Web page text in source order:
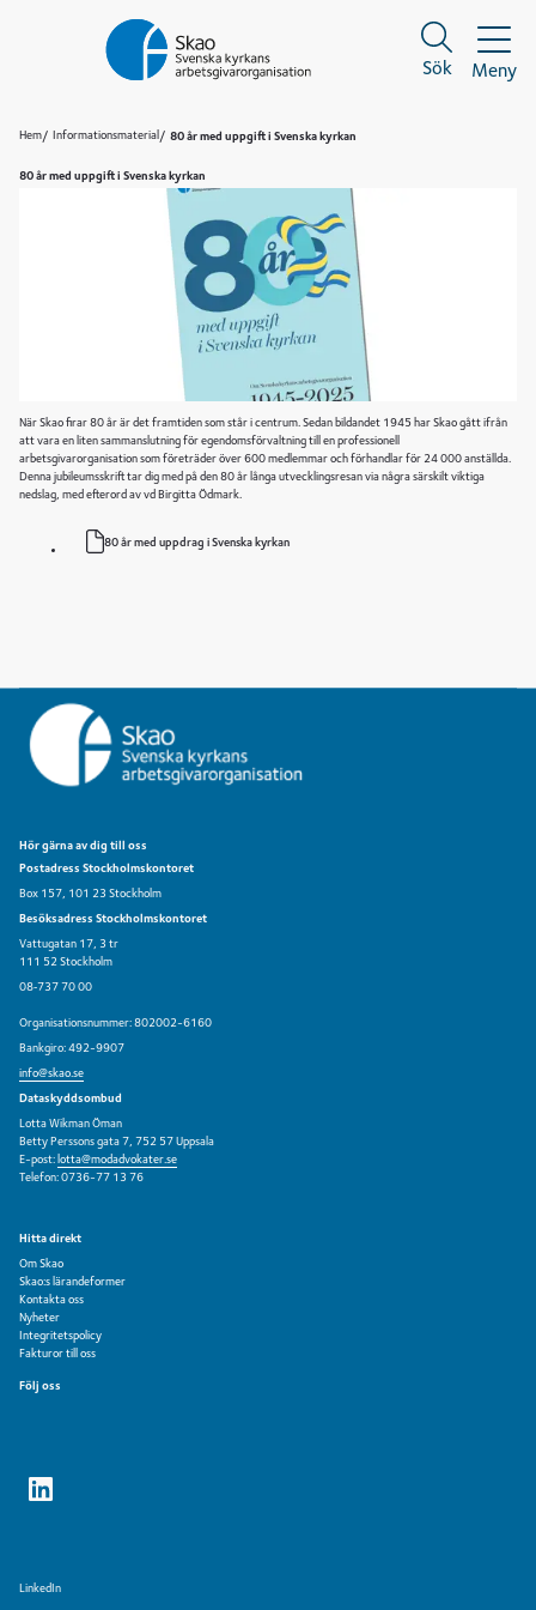
Sök Meny
Hem Informationsmaterial 80 år med uppgift i Svenska kyrkan
80 år med uppgift i Svenska kyrkan
När Skao firar 80 år är det framtiden som står i centrum. Sedan bildandet 1945 har Skao gått ifrån
att vara en liten sammanslutning för egendomsförvaltning till en professionell
arbetsgivarorganisation som företräder över 600 medlemmar och förhandlar för 24 000 anställda.
Denna jubileumsskrift tar dig med på den 80 år långa utvecklingsresan via några särskilt viktiga
nedslag, med efterord av vd Birgitta Ödmark.
80 år med uppdrag i Svenska kyrkan
Hör gärna av dig till oss
Postadress Stockholmskontoret
Box 157, 101 23 Stockholm
Besöksadress Stockholmskontoret
Vattugatan 17, 3 tr
111 52 Stockholm
08‑737 70 00
Organisationsnummer: 802002-6160
Bankgiro: 492-9907
info@skao.se
Dataskyddsombud
Lotta Wikman Öman
Betty Perssons gata 7, 752 57 Uppsala
E-post: lotta@modadvokater.se
Telefon: 0736-77 13 76
Hitta direkt
Om Skao
Skao:s lärandeformer
Kontakta oss
Nyheter
Integritetspolicy
Fakturor till oss
Följ oss
LinkedIn